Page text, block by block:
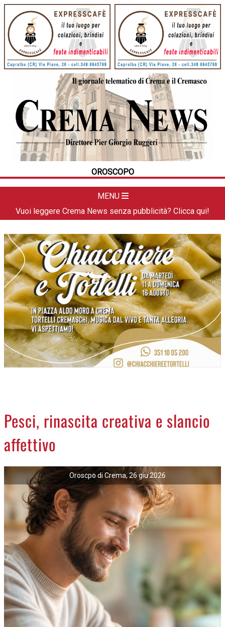
OROSCOPO
MENU
HOME
CRONACA
POLITICA
LA FOTO
DAL TERRITORIO
APPUNTAMENTI
CREMASCO
OROSCOPO
LA PIAZZA
ANIMALI
NECROLOGI
ACCEDI
Vuoi leggere Crema News senza pubblicità? Clicca qui!
Pesci, rinascita creativa e slancio
affettivo
Oroscpo di Crema, 26 giu 2026